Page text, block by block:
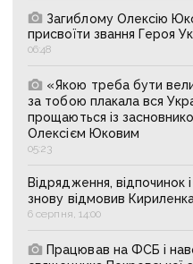
Загиблому Олексію
присвоїти звання Героя
06:48
«Якою треба бути
за тобою плакала вся
прощаються із
Олексієм Юковим
05:23
Відрядження, відпочинок
знову відмовив
6 серпня, 14:00
Працював на ФСБ і